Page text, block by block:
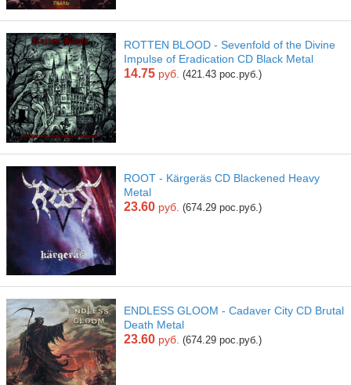
ROTTEN BLOOD - Sevenfold of the Divine
Impulse of Eradication CD Black Metal
14.75 руб. (421.43 рос.руб.)
ROOT - Kärgeräs CD Blackened Heavy
Metal
23.60 руб. (674.29 рос.руб.)
ENDLESS GLOOM - Cadaver City CD Brutal
Death Metal
23.60 руб. (674.29 рос.руб.)